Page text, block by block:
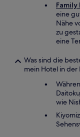
eine
Nähe
zu
eine
Was sind die
mein Hotel in der
wie